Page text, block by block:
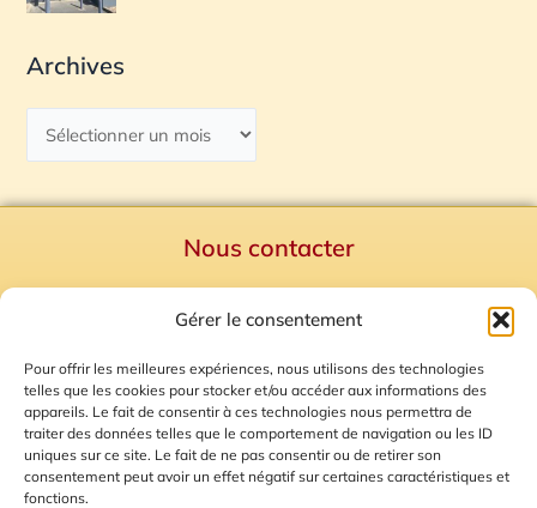
Gérer le consentement
Pour offrir les meilleures expériences, nous utilisons des technologies
telles que les cookies pour stocker et/ou accéder aux informations des
appareils. Le fait de consentir à ces technologies nous permettra de
traiter des données telles que le comportement de navigation ou les ID
uniques sur ce site. Le fait de ne pas consentir ou de retirer son
consentement peut avoir un effet négatif sur certaines caractéristiques et
fonctions.
Archives
Nous contacter
Mentions Légales
Plan du site
Gestion des Cookies